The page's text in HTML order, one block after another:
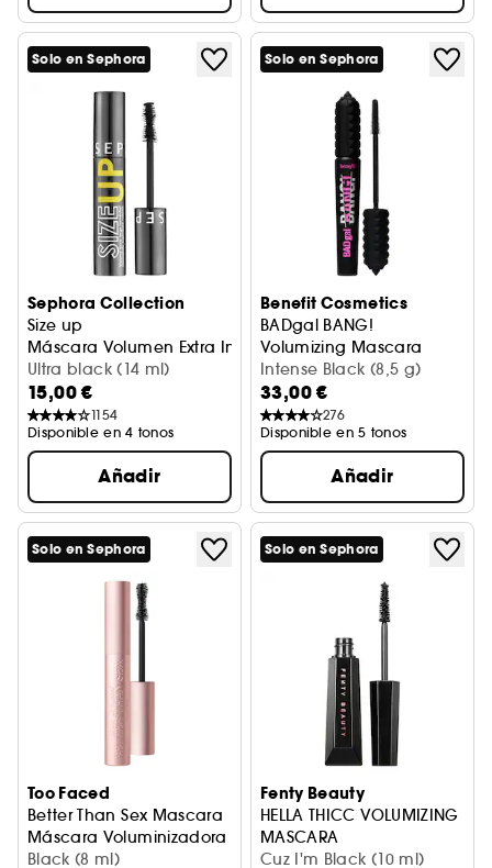
Solo en Sephora
Sephora Collection
Size up
Máscara Volumen Extra Inmediato
Ultra black (14 ml)
15,00 €
1154
Disponible en 4 tonos
Añadir
Solo en Sephora
Benefit Cosmetics
BADgal BANG!
Volumizing Mascara
Intense Black (8,5 g)
33,00 €
276
Disponible en 5 tonos
Añadir
Solo en Sephora
Too Faced
Better Than Sex Mascara
Máscara Voluminizadora y Alargadora de Pestañas
Black (8 ml)
Solo en Sephora
Fenty Beauty
HELLA THICC VOLUMIZING
MASCARA
Máscara de pestañas para
Cuz I'm Black (10 ml)